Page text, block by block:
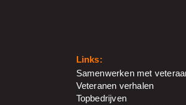
Links:
Samenwerken met
Veteranen verhalen
Topbedrijven